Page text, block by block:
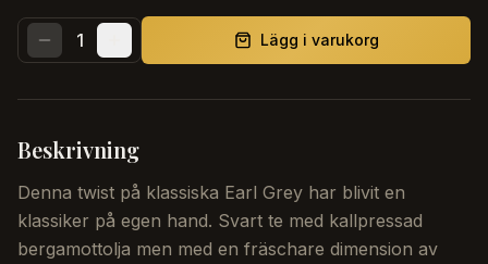
1 Lägg i varukorg
Beskrivning
Denna twist på klassiska Earl Grey har blivit en
klassiker på egen hand. Svart te med kallpressad
bergamottolja men med en fräschare dimension av